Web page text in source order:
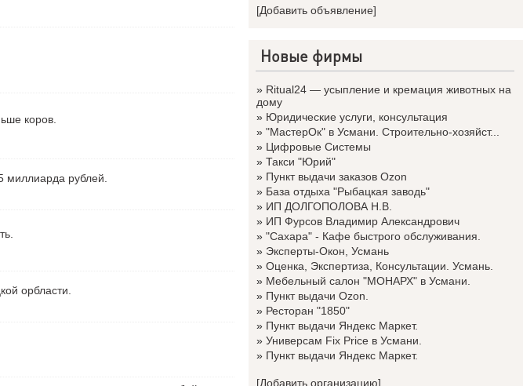
коров.
миллиарда рублей.
орбласти.
[Добавить объявление]
Новые фирмы
» Ritual24 — усыпление и кремация животных на
дому
» Юридические услуги, консультация
» "МастерОк" в Усмани. Строительно-хозяйст...
» Цифровые Системы
» Такси "Юрий"
» Пункт выдачи заказов Ozon
» База отдыха "Рыбацкая заводь"
» ИП ДОЛГОПОЛОВА Н.В.
» ИП Фурсов Владимир Александрович
» "Сахара" - Кафе быстрого обслуживания.
» Эксперты-Окон, Усмань
» Оценка, Экспертиза, Консультации. Усмань.
» Мебельный салон "МОНАРХ" в Усмани.
» Пункт выдачи Ozon.
» Ресторан "1850"
» Пункт выдачи Яндекс Маркет.
» Универсам Fix Price в Усмани.
» Пункт выдачи Яндекс Маркет.
[Добавить организацию]